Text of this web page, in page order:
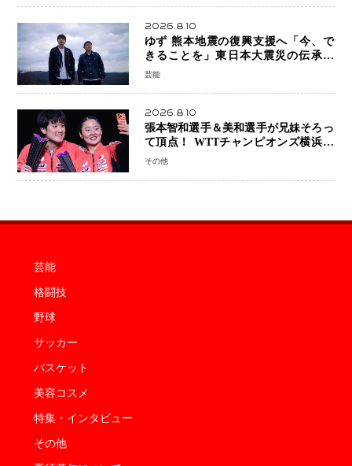
2026.8.10
ゆず 熊本地震の復興支援へ「今、で
きることを」東日本大震災の伝承歌
「幾重」ライブ音源を配信、収益を全
芸能
2026.8.10
張本智和選手＆美和選手が兄妹そろっ
て頂点！ WTTチャンピオンズ横浜で
史上初の快挙 2人で約1264万円の優
その他
芸能
格闘技
野球
サッカー
バスケット
美容コスメ
特集・インタビュー
その他